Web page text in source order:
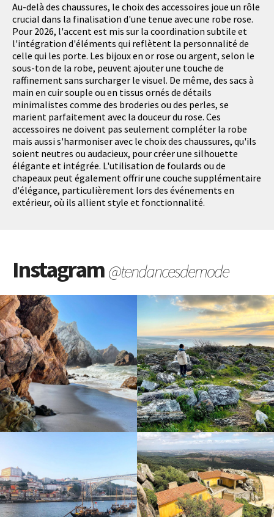
Au-delà des chaussures, le choix des accessoires joue un rôle
crucial dans la finalisation d'une tenue avec une robe rose.
Pour 2026, l'accent est mis sur la coordination subtile et
l'intégration d'éléments qui reflètent la personnalité de
celle qui les porte. Les bijoux en or rose ou argent, selon le
sous-ton de la robe, peuvent ajouter une touche de
raffinement sans surcharger le visuel. De même, des sacs à
main en cuir souple ou en tissus ornés de détails
minimalistes comme des broderies ou des perles, se
marient parfaitement avec la douceur du rose. Ces
accessoires ne doivent pas seulement compléter la robe
mais aussi s'harmoniser avec le choix des chaussures, qu'ils
soient neutres ou audacieux, pour créer une silhouette
élégante et intégrée. L'utilisation de foulards ou de
chapeaux peut également offrir une couche supplémentaire
d'élégance, particulièrement lors des événements en
extérieur, où ils allient style et fonctionnalité.
Instagram@tendancesdemode